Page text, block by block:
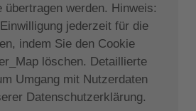
liegt nur ca. 3 km außerhalb
(Kastelli), wo Tavernen,
Supermärkte zu finden sind.
exquisiten lokalen frischen
Gerichte aus der
mediterranen Küche Kretas
übertragen werden. Hinweis:
jederzeit für die
indem Sie den Cookie
löschen. Detaillierte
Umgang mit Nutzerdaten
Datenschutzerklärung.